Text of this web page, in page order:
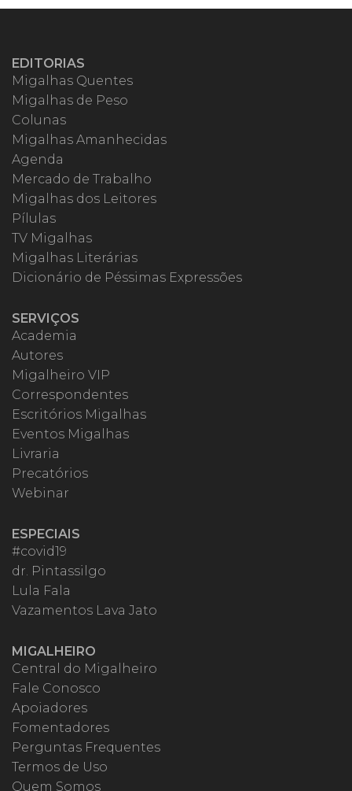
EDITORIAS
Migalhas Quentes
Migalhas de Peso
Colunas
Migalhas Amanhecidas
Agenda
Mercado de Trabalho
Migalhas dos Leitores
Pílulas
TV Migalhas
Migalhas Literárias
Dicionário de Péssimas Expressões
SERVIÇOS
Academia
Autores
Migalheiro VIP
Correspondentes
Escritórios Migalhas
Eventos Migalhas
Livraria
Precatórios
Webinar
ESPECIAIS
#covid19
dr. Pintassilgo
Lula Fala
Vazamentos Lava Jato
MIGALHEIRO
Central do Migalheiro
Fale Conosco
Apoiadores
Fomentadores
Perguntas Frequentes
Termos de Uso
Quem Somos